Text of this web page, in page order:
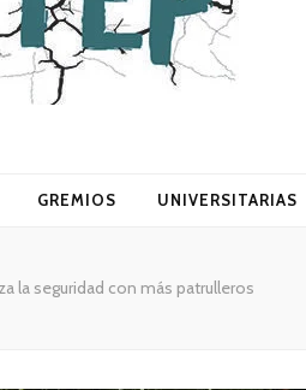
GREMIOS UNIVERSITARIAS
la seguridad con más patrulleros